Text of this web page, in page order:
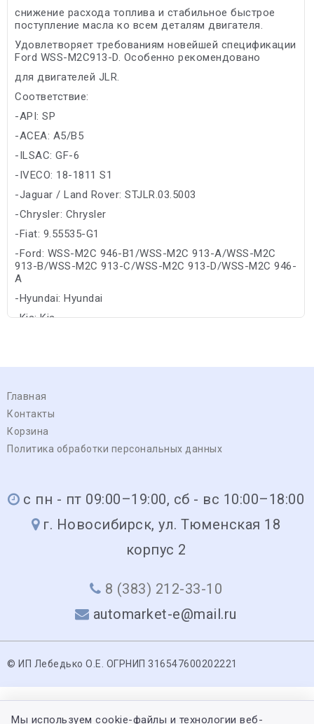
снижение расхода топлива и стабильное быстрое
поступление масла ко всем деталям двигателя.
Удовлетворяет требованиям новейшей спецификации
Ford WSS-M2C913-D. Особенно рекомендовано
для двигателей JLR.
Соответствие:
-API: SP
-ACEA: A5/B5
-ILSAC: GF-6
-IVECO: 18-1811 S1
-Jaguar / Land Rover: STJLR.03.5003
-Chrysler: Chrysler
-Fiat: 9.55535-G1
-Ford: WSS-M2C 946-B1/WSS-M2C 913-A/WSS-M2C
913-B/WSS-M2C 913-C/WSS-M2C 913-D/WSS-M2C 946-
A
-Hyundai: Hyundai
-Kia: Kia
Главная
Контакты
Корзина
Политика обработки персональных данных
с пн - пт 09:00–19:00, сб - вс 10:00–18:00
г. Новосибирск, ул. Тюменская 18
корпус 2
8 (383) 212-33-10
automarket-e@mail.ru
© ИП Лебедько О.Е. ОГРНИП 316547600202221
Мы используем cookie-файлы и технологии веб-